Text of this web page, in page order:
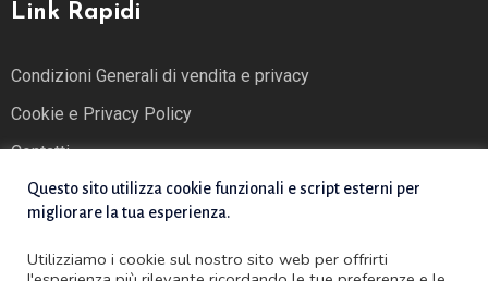
Link Rapidi
Condizioni Generali di vendita e privacy
Cookie e Privacy Policy
Contatti
Questo sito utilizza cookie funzionali e script esterni per
migliorare la tua esperienza.
Utilizziamo i cookie sul nostro sito web per offrirti